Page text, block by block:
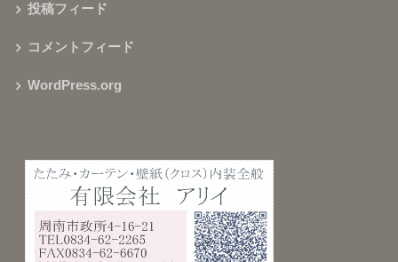
投稿フィード
コメントフィード
WordPress.org